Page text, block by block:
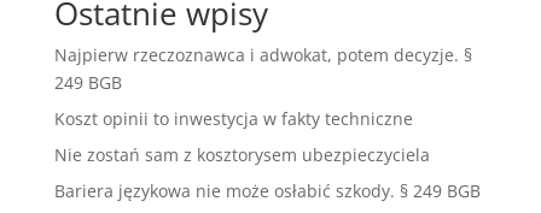
Ostatnie wpisy
Najpierw rzeczoznawca i adwokat, potem decyzje. §
249 BGB
Koszt opinii to inwestycja w fakty techniczne
Nie zostań sam z kosztorysem ubezpieczyciela
Bariera językowa nie może osłabić szkody. § 249 BGB